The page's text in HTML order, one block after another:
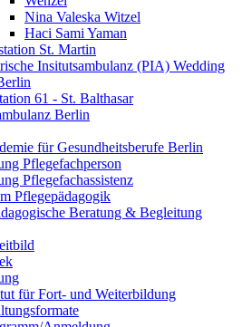
Nina Valeska Witzel
Haci Sami Yaman
St. Martin
Insitutsambulanz (PIA) Wedding
61 - St. Balthasar
Berlin
für Gesundheitsberufe Berlin
Pflegefachperson
Pflegefachassistenz
Pflegepädagogik
Beratung & Begleitung
für Fort- und Weiterbildung